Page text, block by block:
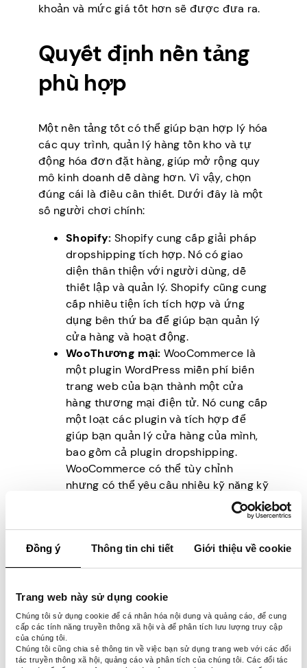
Đồng ý Thông tin chi tiết Giới thiệu về cookie
Trang web này sử dụng cookie
Chúng tôi sử dụng cookie để cá nhân hóa nội dung và quảng cáo, để cung
cấp các tính năng truyền thông xã hội và để phân tích lưu lượng truy cập
của chúng tôi.
Chúng tôi cũng chia sẻ thông tin về việc bạn sử dụng trang web với các đối
tác truyền thông xã hội, quảng cáo và phân tích của chúng tôi. Các đối tác
khoản và mức giá tốt hơn sẽ được đưa ra.
Quyết định nền tảng
phù hợp
Một nền tảng tốt có thể giúp bạn hợp lý hóa
các quy trình, quản lý hàng tồn kho và tự
động hóa đơn đặt hàng, giúp mở rộng quy
mô kinh doanh dễ dàng hơn. Vì vậy, chọn
đúng cái là điều cần thiết. Dưới đây là một
số người chơi chính:
Shopify: Shopify cung cấp giải pháp
dropshipping tích hợp. Nó có giao
diện thân thiện với người dùng, dễ
thiết lập và quản lý. Shopify cũng cung
cấp nhiều tiện ích tích hợp và ứng
dụng bên thứ ba để giúp bạn quản lý
cửa hàng và hoạt động.
WooThương mại: WooCommerce là
một plugin WordPress miễn phí biến
trang web của bạn thành một cửa
hàng thương mại điện tử. Nó cung cấp
một loạt các plugin và tích hợp để
giúp bạn quản lý cửa hàng của mình,
bao gồm cả plugin dropshipping.
WooCommerce có thể tùy chỉnh
nhưng có thể yêu cầu nhiều kỹ năng kỹ
thuật hơn để thiết lập và quản lý so
Màu đỏ tươi:Magento là một nền
tảng mã nguồn mở, có nghĩa là nó có
khả năng tùy chỉnh cao và bạn có thể
của doanh nghiệp mình. Một trong
những ưu điểm của việc sử dụng
Magento là công cụ quản lý hàng tồn
kho tích hợp. Nó tích hợp với một loạt